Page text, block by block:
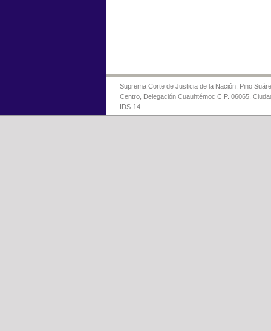
Suprema Corte de Justicia de la Nación: Pino
Centro, Delegación Cuauhtémoc C.P. 06065,
IDS-14